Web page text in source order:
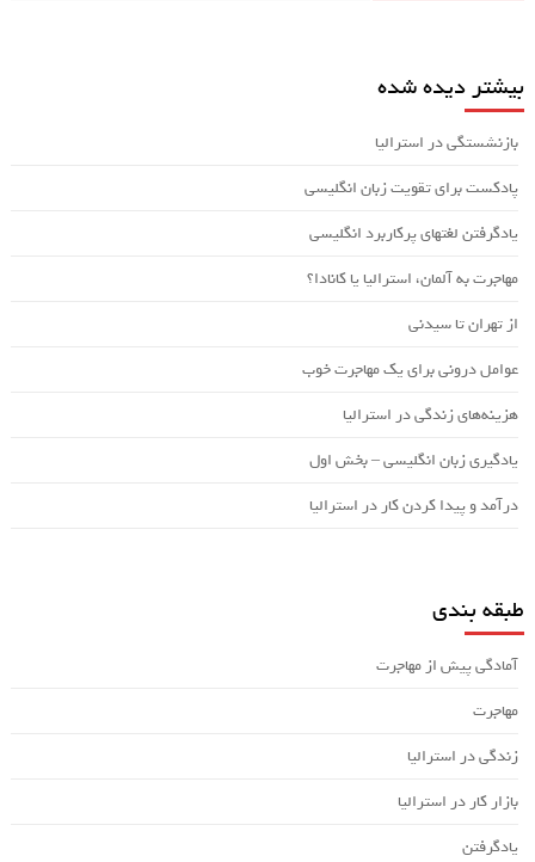
بیشتر دیده شده
بازنشستگی در استرالیا
پادکست برای تقویت زبان انگلیسی
یادگرفتن لغتهای پرکاربرد انگلیسی
مهاجرت به آلمان، استرالیا یا کانادا؟
از تهران تا سیدنی
عوامل درونی برای یک مهاجرت خوب
هزینه‌های زندگی در استرالیا
یادگیری زبان انگلیسی – بخش اول
درآمد و پیدا کردن کار در استرالیا
طبقه بندی
آمادگی پیش از مهاجرت
مهاجرت
زندگی در استرالیا
بازار کار در استرالیا
یادگرفتن